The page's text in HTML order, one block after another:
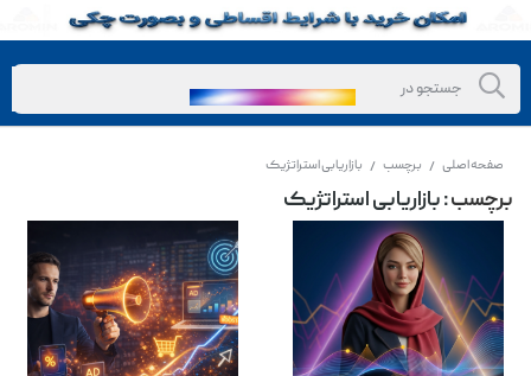
صفحه اصلی / برچسب / بازاریابی استراتژیک
برچسب: بازاریابی استراتژیک